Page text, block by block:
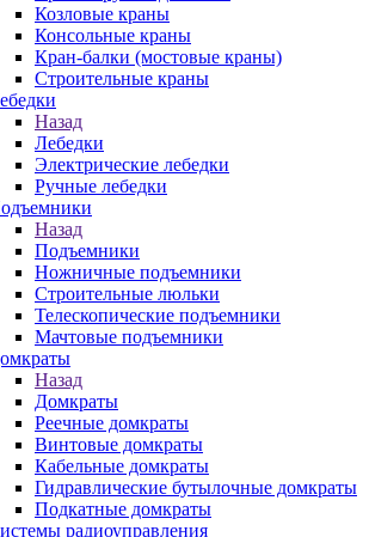
Козловые краны
Консольные краны
Кран-балки (мостовые краны)
Строительные краны
Назад
Лебедки
Электрические лебедки
Ручные лебедки
Назад
Подъемники
Ножничные подъемники
Строительные люльки
Телескопические подъемники
Мачтовые подъемники
Назад
Домкраты
Реечные домкраты
Винтовые домкраты
Кабельные домкраты
Гидравлические бутылочные домкраты
Подкатные домкраты
радиоуправления